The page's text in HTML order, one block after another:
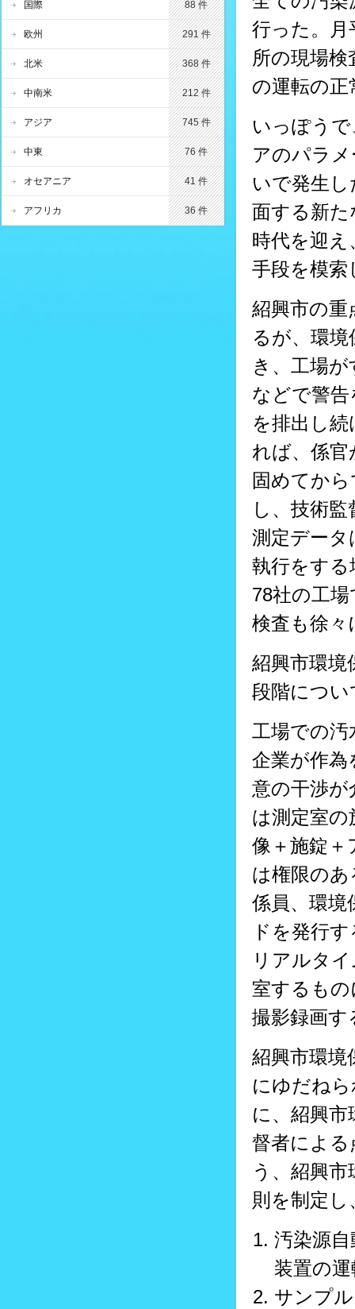
行った。月
所の現場
の運転の
いっぽう
アのパラ
いで発生
面する新
時代を迎
手段を模索
紹興市の重
るが、環
き、工場
などで警
を排出し
れば、係官
固めてか
し、技術
測定データ
執行をする
78社の工
検査も徐
紹興市環境
段階につ
工場での
企業が作為
意の干渉が
は測定室
像＋施錠＋
は権限の
係員、環境
ドを発行
リアルタ
室するも
撮影録画す
紹興市環境
にゆだね
に、紹興
督者によ
う、紹興
則を制定
汚染源
装置の
サンプ
国際 88 件
欧州 291 件
北米 368 件
中南米 212 件
アジア 745 件
中東 76 件
オセアニア 41 件
アフリカ 36 件